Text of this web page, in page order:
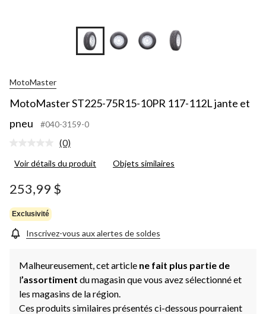
MotoMaster
MotoMaster ST225-75R15-10PR 117-112L jante et
pneu
#040-3159-0
Aucune
pour
produit.
Lien
page.
(0)
Voir détails du produit Objets similaires
253,99 $
Exclusivité
Inscrivez-vous aux alertes de soldes
Malheureusement, cet article ne fait plus partie de
l’assortiment du magasin que vous avez sélectionné et
les magasins de la région.
Ces produits similaires présentés ci-dessous pourraient